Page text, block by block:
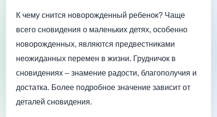
К чему снится новорожденный ребенок? Чаще
всего сновидения о маленьких детях, особенно
новорожденных, являются предвестниками
неожиданных перемен в жизни. Грудничок в
сновидениях – знамение радости, благополучия и
достатка. Более подробное значение зависит от
деталей сновидения.